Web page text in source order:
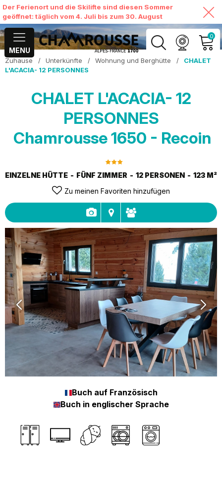
Der Ferienort und die Skilifte sind diesen Sommer
geöffnet: täglich vom 4. Juli bis zum 30. August
MENU
0
MEIN KONTO
ANSEHEN
Zuhause / Unterkünfte / Wohnung und Berghütte /
CHALET
L'ACACIA- 12 PERSONNES
CHALET L'ACACIA- 12
PERSONNES
Chamrousse 1650 - Recoin
EINZELNE HÜTTE FÜNF ZIMMER 12 PERSONEN 123 M²
Zu meinen Favoriten hinzufügen
Buch auf Französisch
Buch in englischer Sprache